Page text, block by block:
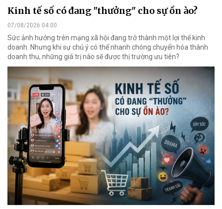
Kinh tế số có đang "thưởng" cho sự ồn ào?
07/08/2026 04:00
Sức ảnh hưởng trên mạng xã hội đang trở thành một lợi thế kinh
doanh. Nhưng khi sự chú ý có thể nhanh chóng chuyển hóa thành
doanh thu, những giá trị nào sẽ được thị trường ưu tiên?